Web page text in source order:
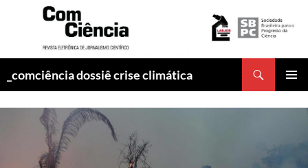
_comciência dossiê crise climática
CONTEÚDO